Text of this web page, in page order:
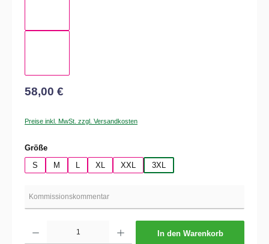
58,00 €
Preise inkl. MwSt. zzgl. Versandkosten
Größeauswählen
S
M XL XXL 3XL
In den Warenkorb